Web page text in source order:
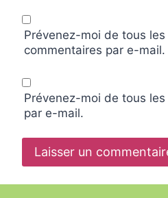
Prévenez-moi de tous
commentaires par e-mail.
Prévenez-moi de tous
par e-mail.